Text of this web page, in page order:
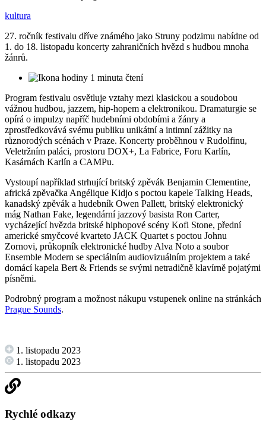
kultura
27. ročník festivalu dříve známého jako Struny podzimu nabídne od
1. do 18. listopadu koncerty zahraničních hvězd s hudbou mnoha
žánrů.
1 minuta čtení
Program festivalu osvětluje vztahy mezi klasickou a soudobou
vážnou hudbou, jazzem, hip-hopem a elektronikou. Dramaturgie se
opírá o impulzy napříč hudebními obdobími a žánry a
zprostředkovává svému publiku unikátní a intimní zážitky na
různorodých scénách v Praze. Koncerty proběhnou v Rudolfinu,
Veletržním paláci, prostoru DOX+, La Fabrice, Foru Karlín,
Kasárnách Karlín a CAMPu.
Vystoupí například strhující britský zpěvák Benjamin Clementine,
africká zpěvačka Angélique Kidjo s poctou kapele Talking Heads,
kanadský zpěvák a hudebník Owen Pallett, britský elektronický
mág Nathan Fake, legendární jazzový basista Ron Carter,
vycházející hvězda britské hiphopové scény Kofi Stone, přední
americké smyčcové kvarteto JACK Quartet s poctou Johnu
Zornovi, průkopník elektronické hudby Alva Noto a soubor
Ensemble Modern se speciálním audiovizuálním projektem a také
domácí kapela Bert & Friends se svými netradičně klavírně pojatými
písněmi.
Podrobný program a možnost nákupu vstupenek online na stránkách
Prague Sounds.
1. listopadu 2023
1. listopadu 2023
Rychlé odkazy